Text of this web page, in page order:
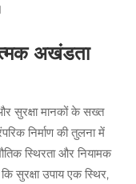
अखंडता
सुरक्षा मानकों के सख्त
निर्माण की तुलना में
स्थिरता और नियामक
सुरक्षा उपाय एक स्थिर,